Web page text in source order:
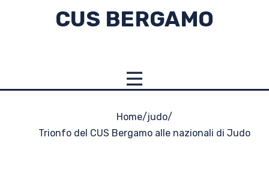
CUS BERGAMO
Home/judo/
Trionfo del CUS Bergamo alle nazionali di Judo